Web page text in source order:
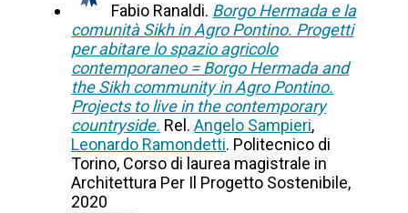
Fabio Ranaldi. Borgo Hermada e la
comunità Sikh in Agro Pontino. Progetti
per abitare lo spazio agricolo
contemporaneo = Borgo Hermada and
the Sikh community in Agro Pontino.
Projects to live in the contemporary
countryside. Rel.Angelo Sampieri,
Leonardo Ramondetti. Politecnico di
Torino, Corso di laurea magistrale in
Architettura Per Il Progetto Sostenibile,
2020